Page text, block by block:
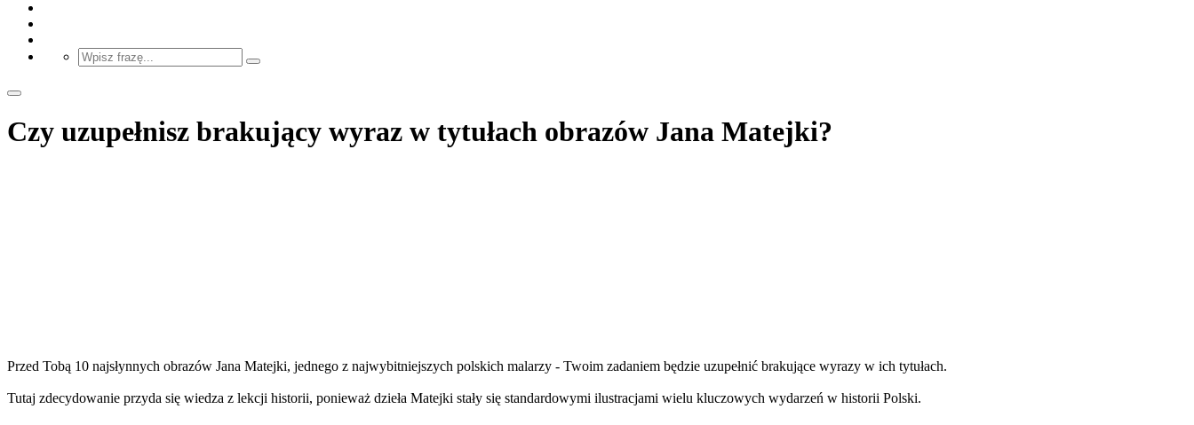
Czy uzupełnisz brakujący wyraz w tytułach obrazów Jana Matejki?
Przed Tobą 10 najsłynnych obrazów Jana Matejki, jednego z najwybitniejszych polskich malarzy - Twoim zadaniem będzie uzupełnić brakujące wyrazy w ich tytułach.
Tutaj zdecydowanie przyda się wiedza z lekcji historii, ponieważ dzieła Matejki stały się standardowymi ilustracjami wielu kluczowych wydarzeń w historii Polski.